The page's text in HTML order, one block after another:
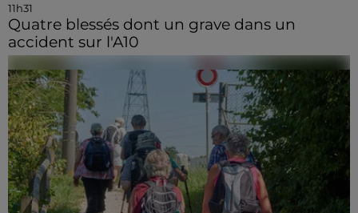
11h31
Quatre blessés dont un grave dans un
accident sur l'A10